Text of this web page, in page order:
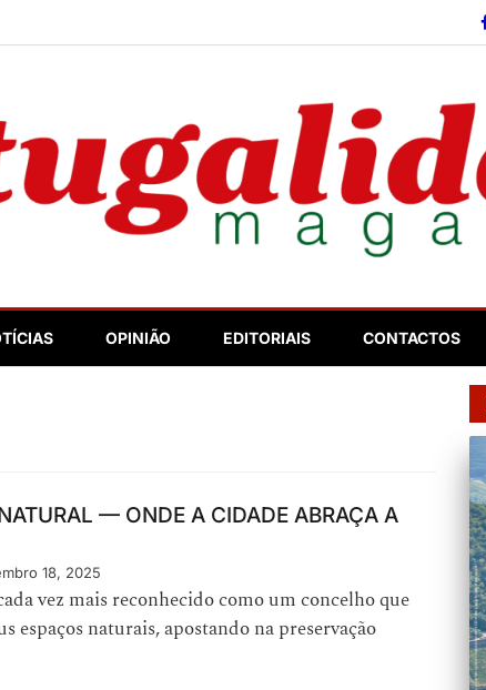
OPINIÃO EDITORIAIS CONTACTOS
— ONDE A CIDADE ABRAÇA A
18, 2025
vez mais reconhecido como um concelho que
espaços naturais, apostando na preservação